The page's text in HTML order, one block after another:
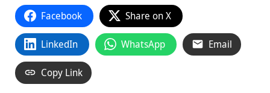
Facebook Share on X
LinkedIn WhatsApp Email
Copy Link